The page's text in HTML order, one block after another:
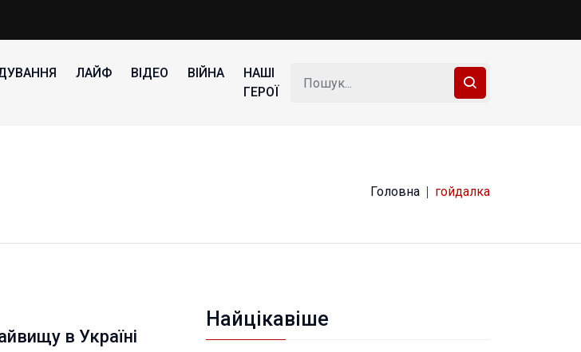
ЛАЙФ ВІДЕО ВІЙНА
НАШІ
ГЕРОЇ
Головна гойдалка
в Україні
Найцікавіше